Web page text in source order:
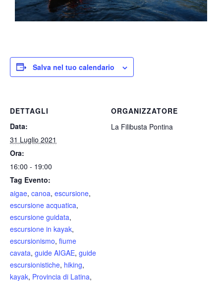
Salva nel tuo calendario
DETTAGLI
Data:
31 Luglio 2021
Ora:
16:00 - 19:00
Tag Evento:
aigae, canoa, escursione,
escursione acquatica,
escursione guidata,
escursione in kayak,
escursionismo, fiume
cavata, guide AIGAE, guide
escursionistiche, hiking,
kayak, Provincia di Latina,
ORGANIZZATORE
La Filibusta Pontina